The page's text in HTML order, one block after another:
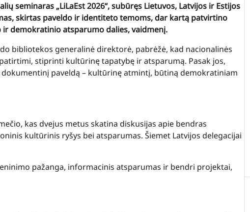
seminaras „LiLaEst 2026“, subūręs Lietuvos, Latvijos ir Estijos
skirtas paveldo ir identiteto temoms, dar kartą patvirtino
demokratinio atsparumo dalies, vaidmenį.
bibliotekos generalinė direktorė, pabrėžė, kad nacionalinės
stiprinti kultūrinę tapatybę ir atsparumą. Pasak jos,
paveldą – kultūrinę atmintį, būtiną demokratiniam
kas dvejus metus skatina diskusijas apie bendras
kultūrinis ryšys bei atsparumas. Šiemet Latvijos delegacijai
pažanga, informacinis atsparumas ir bendri projektai,